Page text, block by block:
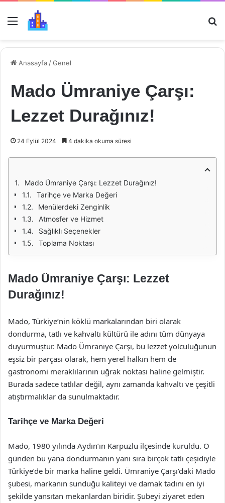
Menü
Anasayfa /Genel
Mado Ümraniye Çarşı:
Lezzet Durağınız!
24 Eylül 2024 4 dakika okuma süresi
Mado Ümraniye Çarşı: Lezzet Durağınız!
Tarihçe ve Marka Değeri
Menülerdeki Zenginlik
Atmosfer ve Hizmet
Sağlıklı Seçenekler
Toplama Noktası
Mado Ümraniye Çarşı: Lezzet
Durağınız!
Mado, Türkiye’nin köklü markalarından biri olarak
dondurma, tatlı ve kahvaltı kültürü ile adını tüm dünyaya
duyurmuştur. Mado Ümraniye Çarşı, bu lezzet yolculuğunun
eşsiz bir parçası olarak, hem yerel halkın hem de
gastronomi meraklılarının uğrak noktası haline gelmiştir.
Burada sadece tatlılar değil, aynı zamanda kahvaltı ve çeşitli
atıştırmalıklar da sunulmaktadır.
Tarihçe ve Marka Değeri
Mado, 1980 yılında Aydın’ın Karpuzlu ilçesinde kuruldu. O
günden bu yana dondurmanın yanı sıra birçok tatlı çeşidiyle
Türkiye’de bir marka haline geldi. Ümraniye Çarşı’daki Mado
şubesi, markanın sunduğu kaliteyi ve damak tadını en iyi
şekilde yansıtan mekanlardan biridir. Şubeyi ziyaret eden